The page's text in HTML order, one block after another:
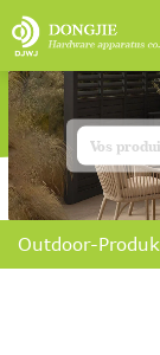
Outdoor-